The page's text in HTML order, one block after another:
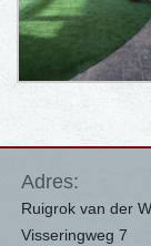
Adres:
Ruigrok van der
Visseringweg 7